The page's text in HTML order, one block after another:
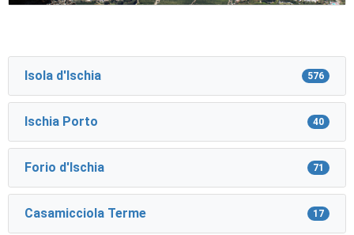
Isola d'Ischia 576
Ischia Porto 40
Forio d'Ischia 71
Casamicciola Terme 17